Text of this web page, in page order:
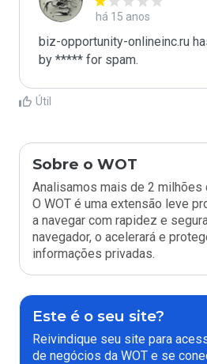
há 15 anos
biz-opportunity-onlineinc.ru
by ***** for spam.
Útil
Sobre o WOT
Analisamos mais de 2
O WOT é uma extensão leve
a navegar com rapidez e
navegador, o acelerará e
informações privadas.
Este é o seu site?
Reivindique seu site para
de negócios da WOT e se